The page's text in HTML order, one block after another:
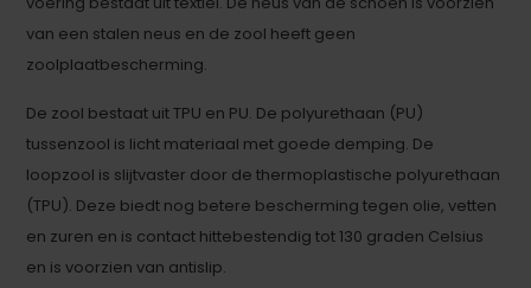
van een stalen neus en de zool heeft geen
zoolplaatbescherming.
De zool bestaat uit TPU en PU. De polyurethaan (PU)
tussenzool is licht materiaal met goede demping. De
loopzool is slijtvaster door de thermoplastische polyurethaan
(TPU). Deze biedt nog betere bescherming tegen olie, vetten
en zuren en is contact hittebestendig tot 130 graden Celsius
en is voorzien van antislip.